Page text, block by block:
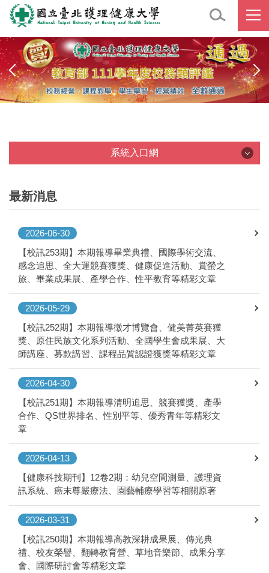
跳
到
主
要
內
容
區
系統入口網
最新消息
2026-06-30
【校訊253期】本期報導畢業典禮、國際學術交流、
感念追思、全大運競賽獲獎、健康促進活動、賞螢之
旅、畢業成果展、產學合作、性平教育等精彩文章
2026-05-29
【校訊252期】本期報導徵才博覽會、健美菁英賽獲
獎、原住民族文化系列活動、全國學生會成果展、大
師講座、募款講習、課程品質認證獲獎等精彩文章
2026-04-30
【校訊251期】本期報導清明追思、競賽獲獎、產學
合作、QS世界排名、性別平等、優秀青年等精彩文
章
2026-04-13
【健康科技期刊】12卷2期：幼兒空間測量、護理資
訊系統、癌末尊嚴療法、園藝輔療學習等相關原著
2026-03-31
【校訊250期】本期報導高教深耕成果展、傳光典
禮、校友榮譽、翻轉教育營、草地音樂節、成果分享
會、國際研討會等精彩文章